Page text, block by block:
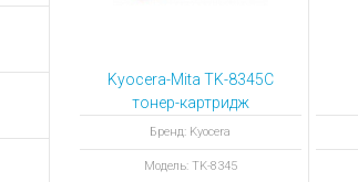
Kyocera-Mita TK-8345C
тонер-картридж
голубой
Бренд: Kyocera
Модель: TK-8345